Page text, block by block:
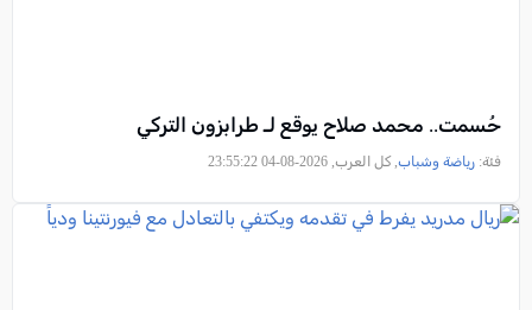
حُسمت.. محمد صلاح يوقع لـ طرابزون التركي
فئة: رياضة وشباب, كل العرب, 2026-08-04 23:55:22